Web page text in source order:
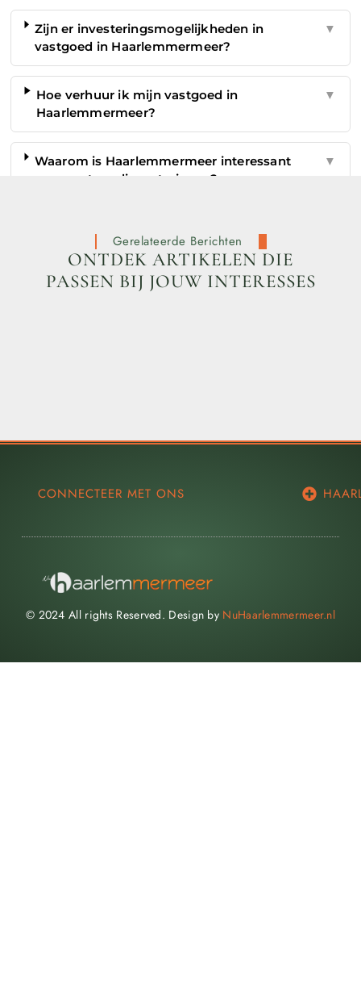
Zijn er investeringsmogelijkheden in
vastgoed in Haarlemmermeer?
▼
Hoe verhuur ik mijn vastgoed in
Haarlemmermeer?
▼
Waarom is Haarlemmermeer interessant
voor vastgoedinvesteringen?
▼
Gerelateerde Berichten
ONTDEK ARTIKELEN DIE
PASSEN BIJ JOUW INTERESSES
CONNECTEER MET ONS
© 2024 All rights Reserved. Design by NuHaarlemmermeer.nl